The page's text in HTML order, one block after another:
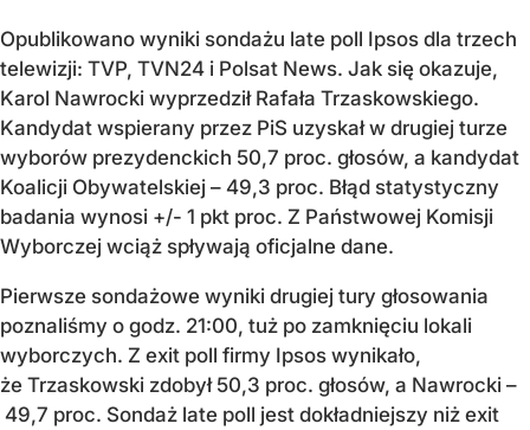
Opublikowano wyniki sondażu late poll Ipsos dla trzech
telewizji: TVP, TVN24 i Polsat News. Jak się okazuje,
Karol Nawrocki wyprzedził Rafała Trzaskowskiego.
Kandydat wspierany przez PiS uzyskał w drugiej turze
wyborów prezydenckich 50,7 proc. głosów, a kandydat
Koalicji Obywatelskiej – 49,3 proc. Błąd statystyczny
badania wynosi +/- 1 pkt proc. Z Państwowej Komisji
Wyborczej wciąż spływają oficjalne dane.
Pierwsze sondażowe wyniki drugiej tury głosowania
poznaliśmy o godz. 21:00, tuż po zamknięciu lokali
wyborczych. Z exit poll firmy Ipsos wynikało,
że Trzaskowski zdobył 50,3 proc. głosów, a Nawrocki –
49,7 proc. Sondaż late poll jest dokładniejszy niż exit